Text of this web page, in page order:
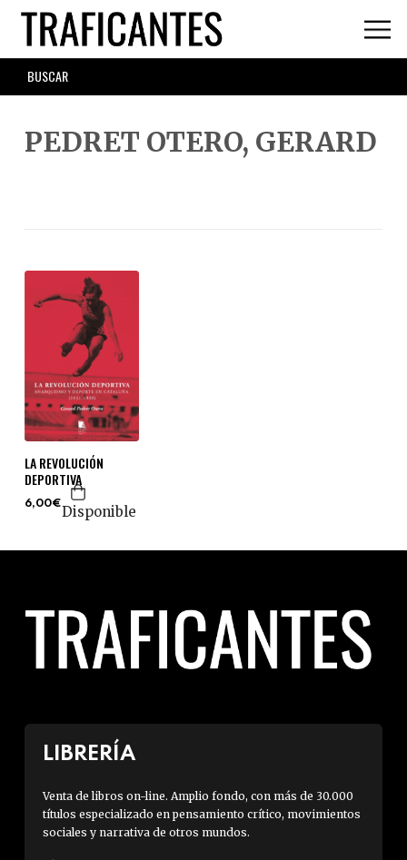
Skip
main
content
SEARCH
FORM
PEDRET OTERO, GERARD
LA REVOLUCIÓN
DEPORTIVA
6,00€Disponible
LIBRERÍA
Venta de libros on-line. Amplio fondo, con más de 30.000
títulos especializado en pensamiento crítico, movimientos
sociales y narrativa de otros mundos.